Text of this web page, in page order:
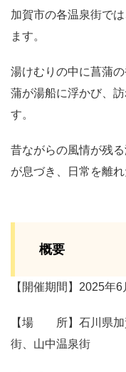
加賀市の各温泉街で
ます。
湯けむりの中に菖蒲
蒲が湯船に浮かび、
す。
昔ながらの風情が残
が息づき、日常を離
概要
【開催期間】2025年
【場 所】石川県加
街、山中温泉街